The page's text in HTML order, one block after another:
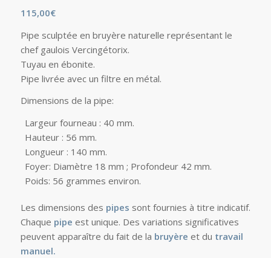
115,00€
Pipe sculptée en bruyère naturelle représentant le
chef gaulois Vercingétorix.
Tuyau en ébonite.
Pipe livrée avec un filtre en métal.
Dimensions de la pipe:
Largeur fourneau : 40 mm.
Hauteur : 56 mm.
Longueur : 140 mm.
Foyer: Diamètre 18 mm ; Profondeur 42 mm.
Poids: 56 grammes environ.
Les dimensions des pipes sont fournies à titre indicatif.
Chaque pipe est unique. Des variations significatives
peuvent apparaître du fait de la bruyère et du travail
manuel.